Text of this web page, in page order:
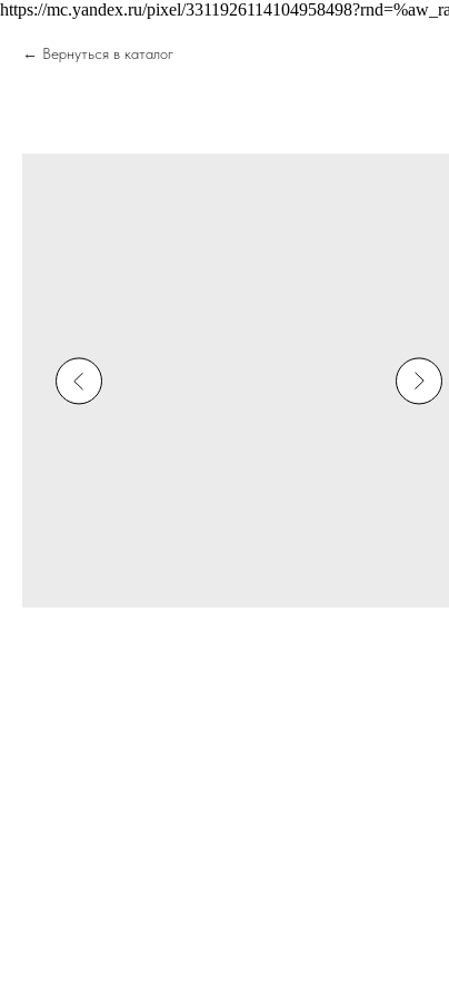
https://mc.yandex.ru/pixel/
Вернуться в каталог